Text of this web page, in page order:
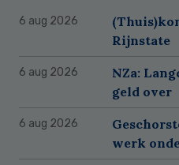
6 aug 2026
Rijnstate
6 aug 2026
NZa:
geld over
6 aug 2026
werk